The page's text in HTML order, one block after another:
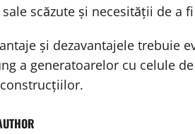
scăzute și necesității de a
și dezavantajele trebuie
a generatoarelor cu celule